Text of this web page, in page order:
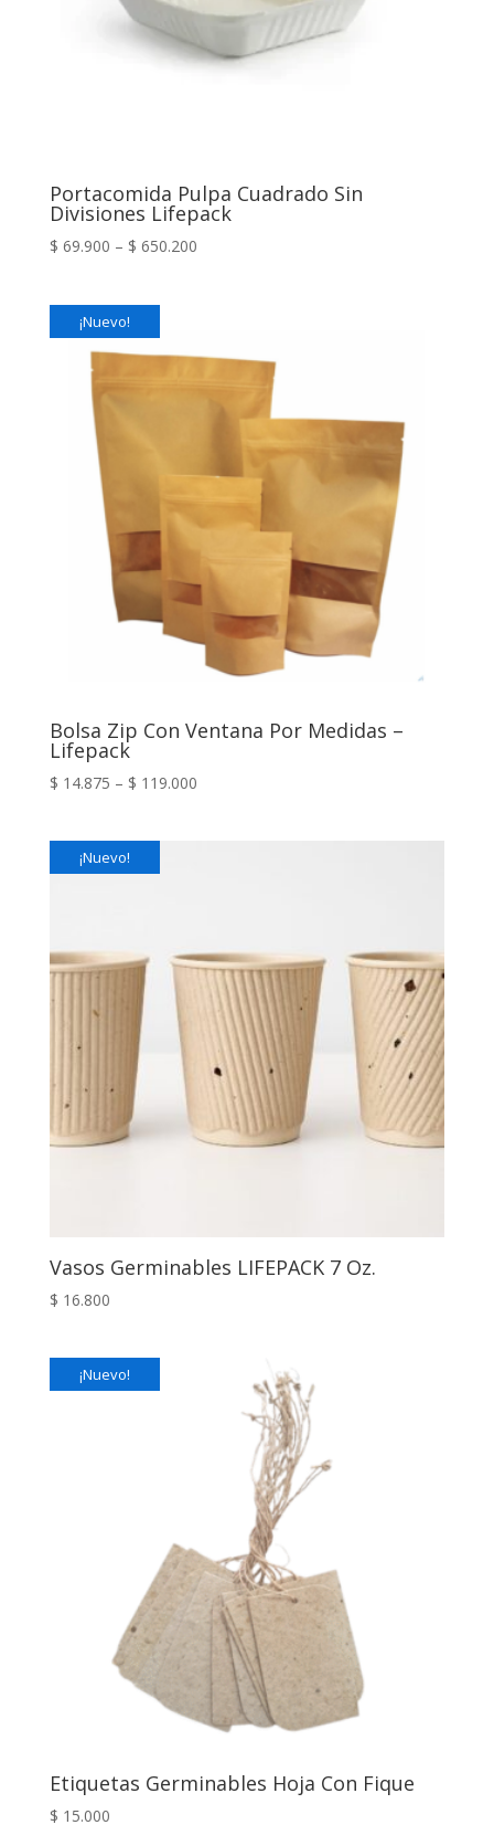
Portacomida Pulpa Cuadrado Sin
Divisiones Lifepack
$ 69.900 – $ 650.200
¡Nuevo!
Bolsa Zip Con Ventana Por Medidas –
Lifepack
$ 14.875 – $ 119.000
¡Nuevo!
Vasos Germinables LIFEPACK 7 Oz.
$ 16.800
¡Nuevo!
Etiquetas Germinables Hoja Con Fique
$ 15.000